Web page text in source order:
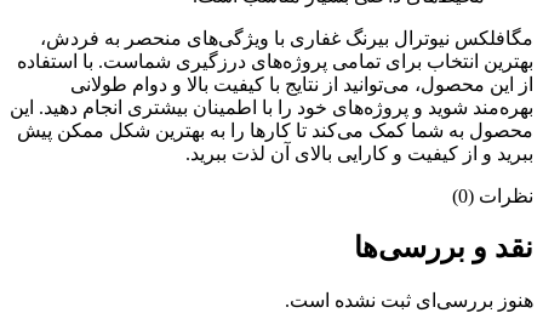
مگافلکس نیوترال بیرنگ غفاری با ویژگی‌های منحصر به فردش،
بهترین انتخاب برای تمامی پروژه‌های درزگیری شماست. با استفاده
از این محصول، می‌توانید از نتایج با کیفیت بالا و دوام طولانی
بهره‌مند شوید و پروژه‌های خود را با اطمینان بیشتری انجام دهید. این
محصول به شما کمک می‌کند تا کارها را به بهترین شکل ممکن پیش
ببرید و از کیفیت و کارایی بالای آن لذت ببرید.
نظرات (0)
نقد و بررسی‌ها
هنوز بررسی‌ای ثبت نشده است.